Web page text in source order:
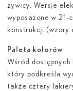
żywicy. Wersje
wyposażone w 21-
konstrukcji (wzory
Paleta kolorów
Wśród dostępnych
który podkreśla
także cztery